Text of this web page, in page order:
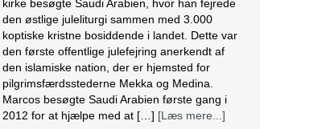
kirke besøgte Saudi Arabien, hvor han fejrede
den østlige juleliturgi sammen med 3.000
koptiske kristne bosiddende i landet. Dette var
den første offentlige julefejring anerkendt af
den islamiske nation, der er hjemsted for
pilgrimsfærdsstederne Mekka og Medina.
Marcos besøgte Saudi Arabien første gang i
2012 for at hjælpe med at […] [Læs mere...]